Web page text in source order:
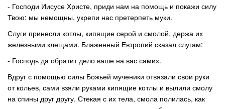
- Господи Иисусе Христе, приди нам на помощь и покажи силу
Твою: мы немощны, укрепи нас претерпеть муки.
Слуги принесли котлы, кипящие серой и смолой, держа их
железными клещами. Блаженный Евтропий сказал слугам:
- Господь да обратит дело ваше на вас самих.
Вдруг с помощью силы Божьей мученики отвязали свои руки
от кольев, сами взяли руками кипящие котлы и вылили смолу
на спины друг другу. Стекая с их тела, смола полилась, как